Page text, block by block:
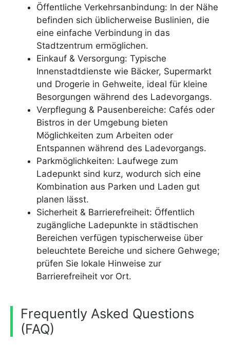
Öffentliche Verkehrsanbindung: In der Nähe
befinden sich üblicherweise Buslinien, die
eine einfache Verbindung in das
Stadtzentrum ermöglichen.
Einkauf & Versorgung: Typische
Innenstadtdienste wie Bäcker, Supermarkt
und Drogerie in Gehweite, ideal für kleine
Besorgungen während des Ladevorgangs.
Verpflegung & Pausenbereiche: Cafés oder
Bistros in der Umgebung bieten
Möglichkeiten zum Arbeiten oder
Entspannen während des Ladevorgangs.
Parkmöglichkeiten: Laufwege zum
Ladepunkt sind kurz, wodurch sich eine
Kombination aus Parken und Laden gut
planen lässt.
Sicherheit & Barrierefreiheit: Öffentlich
zugängliche Ladepunkte in städtischen
Bereichen verfügen typischerweise über
beleuchtete Bereiche und sichere Gehwege;
prüfen Sie lokale Hinweise zur
Barrierefreiheit vor Ort.
Frequently Asked Questions
(FAQ)